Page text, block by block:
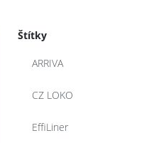
Štítky
ARRIVA
CZ LOKO
EffiLiner